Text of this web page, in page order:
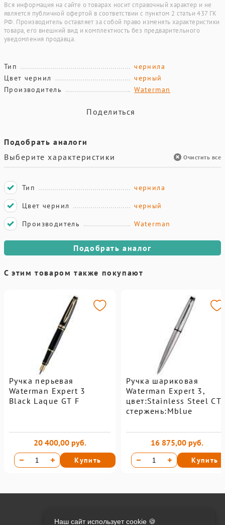
Вся информация на сайте о товарах носит справочный характер и не
является публичной офертой в соответствии с пунктом 2 статьи 437 ГК
РФ. Производитель оставляет за собой право изменять характеристики
товара, его внешний вид и комплектность без предварительного
уведомления продавца.
Тип
чернила
Цвет чернил
черный
Производитель
Waterman
Поделиться
Подобрать аналоги
Выберите характеристики
Очистить все
Тип
чернила
Цвет чернил
черный
Производитель
Waterman
Подобрать аналог
С этим товаром также покупают
Ручка перьевая
Waterman Expert 3
Black Laque GT F
20 400,00 руб.
Купить
Ручка шариковая
Waterman Expert 3,
цвет:Stainless Steel CT,
стержень:Mblue
16 875,00 руб.
Купить
Онлайн оплата на сайте:
Наш сайт использует cookie 🍪